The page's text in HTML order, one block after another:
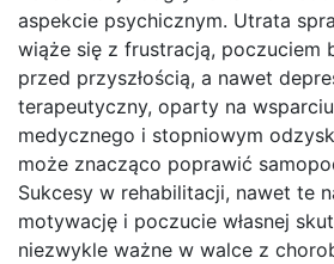
aspekcie psychicznym. Utrata
wiąże się z frustracją, poczuciem
przed przyszłością, a nawet
terapeutyczny, oparty na
medycznego i stopniowym
może znacząco poprawić
Sukcesy w rehabilitacji, nawet te
motywację i poczucie własnej
niezwykle ważne w walce z